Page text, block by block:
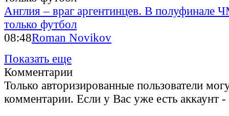
Англия – враг аргентинцев. В полуфинале
только футбол
08:48Roman Novikov
Показать еще
Комментарии
Только авторизированные пользователи
комментарии. Если у Вас уже есть аккаунт -